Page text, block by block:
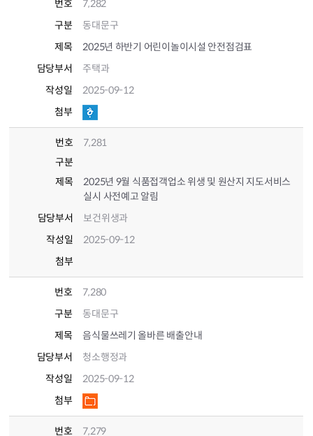
번호
7,282
구분
동대문구
제목
2025년 하반기 어린이놀이시설 안전점검표
담당부서
주택과
작성일
2025-09-12
첨부
번호
7,281
구분
제목
2025년 9월 식품접객업소 위생 및 원산지 지도서비스
실시 사전예고 알림
담당부서
보건위생과
작성일
2025-09-12
첨부
번호
7,280
구분
동대문구
제목
음식물쓰레기 올바른 배출안내
담당부서
청소행정과
작성일
2025-09-12
첨부
번호
7,279